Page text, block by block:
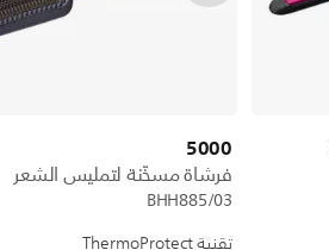
5000
فرشاة مسخّنة لتمليس الشعر
BHH885/03
تقنية ThermoProtect